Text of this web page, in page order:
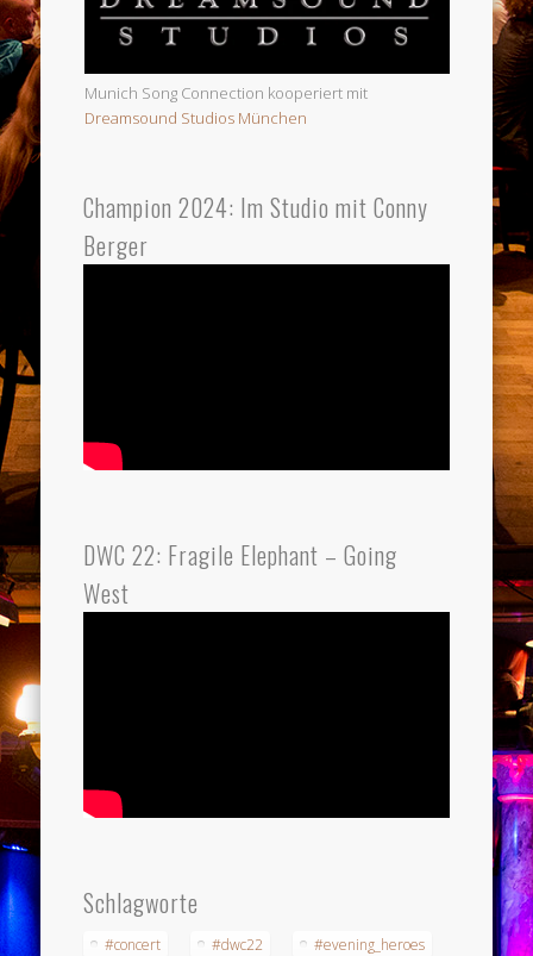
Munich Song Connection kooperiert mit
Dreamsound Studios München
Champion 2024: Im Studio mit Conny
Berger
DWC 22: Fragile Elephant – Going
West
Schlagworte
#concert #dwc22 #evening_heroes